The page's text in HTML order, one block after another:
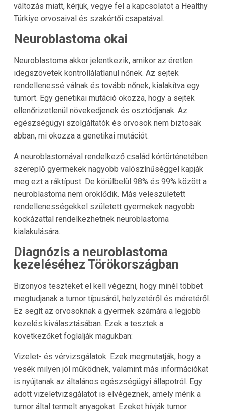
változás miatt, kérjük, vegye fel a kapcsolatot a Healthy
Türkiye orvosaival és szakértői csapatával.
Neuroblastoma okai
Neuroblastoma akkor jelentkezik, amikor az éretlen
idegszövetek kontrollálatlanul nőnek. Az sejtek
rendellenessé válnak és tovább nőnek, kialakítva egy
tumort. Egy genetikai mutáció okozza, hogy a sejtek
ellenőrizetlenül növekedjenek és osztódjanak. Az
egészségügyi szolgáltatók és orvosok nem biztosak
abban, mi okozza a genetikai mutációt.
A neuroblastomával rendelkező család kórtörténetében
szereplő gyermekek nagyobb valószínűséggel kapják
meg ezt a ráktípust. De körülbelül 98% és 99% között a
neuroblastoma nem öröklődik. Más veleszületett
rendellenességekkel született gyermekek nagyobb
kockázattal rendelkezhetnek neuroblastoma
kialakulására.
Diagnózis a neuroblastoma
kezeléséhez Törökországban
Bizonyos teszteket el kell végezni, hogy minél többet
megtudjanak a tumor típusáról, helyzetéről és méretéről.
Ez segít az orvosoknak a gyermek számára a legjobb
kezelés kiválasztásában. Ezek a tesztek a
következőket foglalják magukban:
Vizelet- és vérvizsgálatok: Ezek megmutatják, hogy a
vesék milyen jól működnek, valamint más információkat
is nyújtanak az általános egészségügyi állapotról. Egy
adott vizeletvizsgálatot is elvégeznek, amely mérik a
tumor által termelt anyagokat. Ezeket hívják tumor